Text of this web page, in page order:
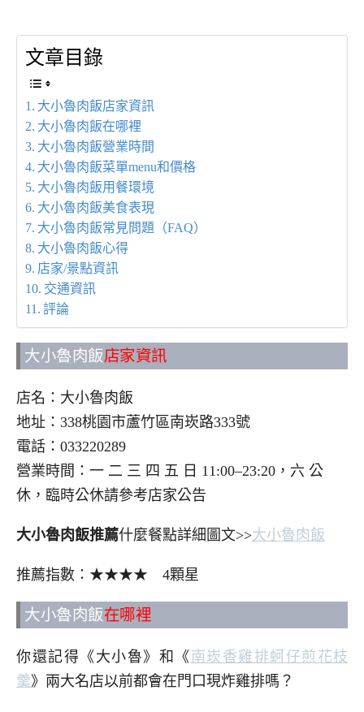
文章目錄
大小魯肉飯店家資訊
大小魯肉飯在哪裡
大小魯肉飯營業時間
大小魯肉飯菜單menu和價格
大小魯肉飯用餐環境
大小魯肉飯美食表現
大小魯肉飯常見問題（FAQ）
大小魯肉飯心得
店家/景點資訊
交通資訊
評論
大小魯肉飯店家資訊
店名：大小魯肉飯
地址：338桃園市蘆竹區南崁路333號
電話：033220289
營業時間：一 二 三 四 五 日 11:00–23:20，六 公
休，臨時公休請參考店家公告
大小魯肉飯推薦什麼餐點詳細圖文>>大小魯肉飯
推薦指數：★★★★ 4顆星
大小魯肉飯在哪裡
你還記得《大小魯》和《 南崁香雞排蚵仔煎花枝
羹》兩大名店以前都會在門口現炸雞排嗎？